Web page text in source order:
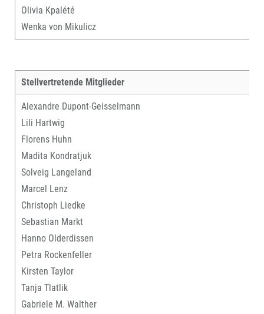
Olivia Kpalété
Wenka von Mikulicz
Stellvertretende Mitglieder
Alexandre Dupont-Geisselmann
Lili Hartwig
Florens Huhn
Madita Kondratjuk
Solveig Langeland
Marcel Lenz
Christoph Liedke
Sebastian Markt
Hanno Olderdissen
Petra Rockenfeller
Kirsten Taylor
Tanja Tlatlik
Gabriele M. Walther